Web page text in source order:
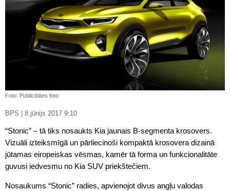
Foto: Publicitātes foto
BPS | 8.jūnijs 2017 9:10
“Stonic” – tā tiks nosaukts Kia jaunais B-segmenta krosovers.
Vizuāli izteiksmīgā un pārliecinoši kompaktā krosovera dizainā
jūtamas eiropeiskas vēsmas, kamēr tā forma un funkcionalitāte
guvusi iedvesmu no Kia SUV priekštečiem.
Nosaukums “Stonic” radies, apvienojot divus angļu valodas